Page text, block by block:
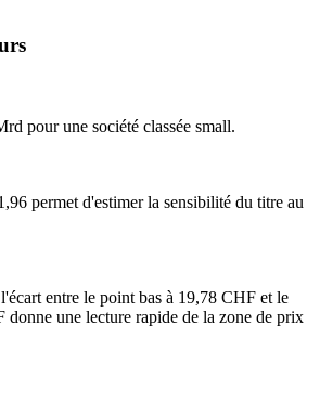
pour une société classée small.
permet d'estimer la sensibilité du titre au
l'écart entre le point bas à 19,78 CHF et le
une lecture rapide de la zone de prix